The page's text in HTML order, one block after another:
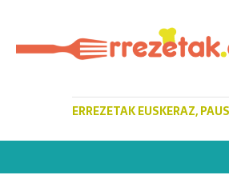
ERREZETAK EUSKERAZ,